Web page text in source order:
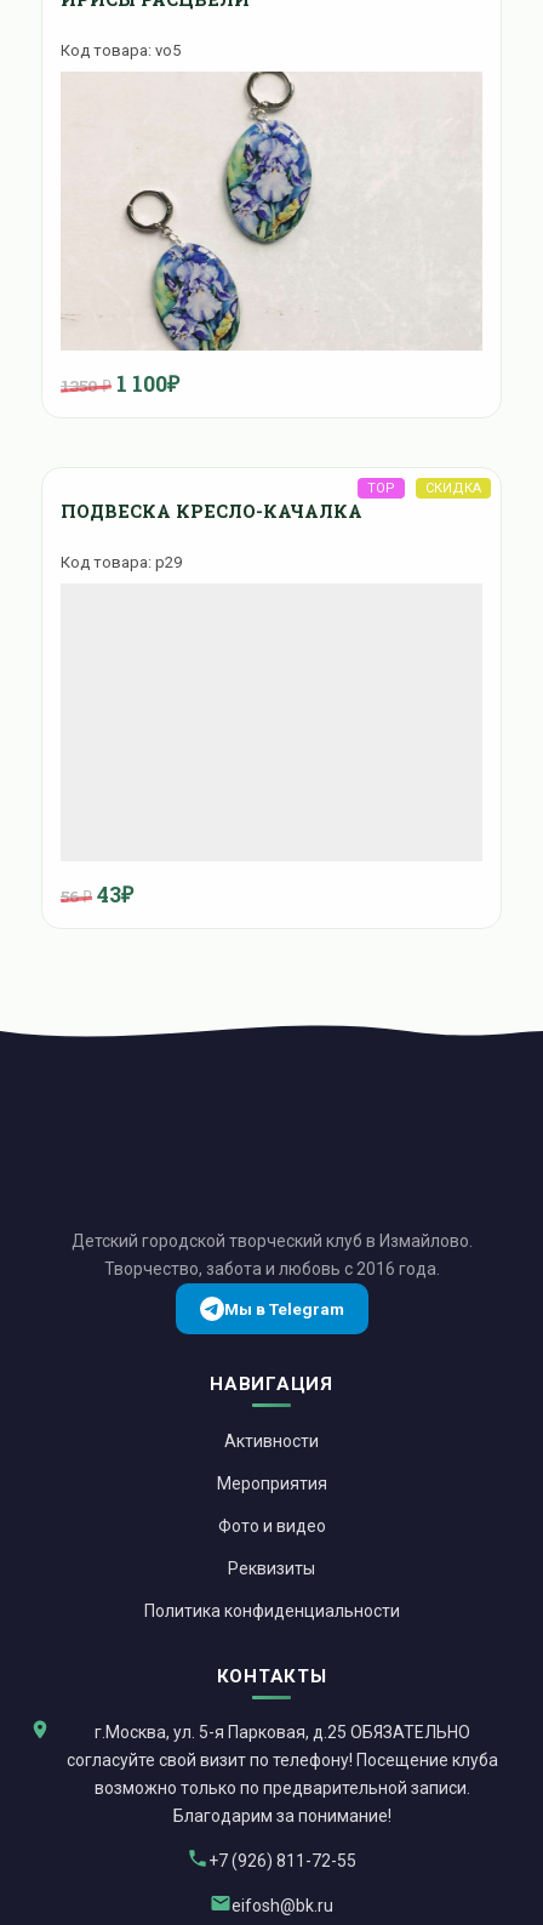
Код товара: vo5
1350 ₽ 1 100₽
ПОДВЕСКА КРЕСЛО-КАЧАЛКА
Код товара: p29
56 ₽ 43₽
Детский городской творческий клуб в Измайлово.
Творчество, забота и любовь с 2016 года.
Мы в Telegram
НАВИГАЦИЯ
Активности
Мероприятия
Фото и видео
Реквизиты
Политика конфиденциальности
КОНТАКТЫ
г.Москва, ул. 5-я Парковая, д.25 ОБЯЗАТЕЛЬНО
согласуйте свой визит по телефону! Посещение клуба
возможно только по предварительной записи.
Благодарим за понимание!
+7 (926) 811-72-55
eifosh@bk.ru